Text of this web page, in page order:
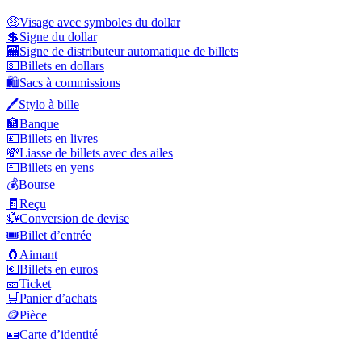
🤑Visage avec symboles du dollar
💲Signe du dollar
🏧Signe de distributeur automatique de billets
💵Billets en dollars
🛍️Sacs à commissions
🖊️Stylo à bille
🏦Banque
💷Billets en livres
💸Liasse de billets avec des ailes
💴Billets en yens
💰Bourse
🧾 Reçu
💱Conversion de devise
🎟️Billet d’entrée
🧲 Aimant
💶Billets en euros
🎫Ticket
🛒Panier d’achats
🪙Pièce
🪪Carte d’identité